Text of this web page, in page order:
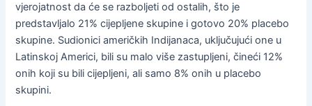
vjerojatnost da će se razboljeti od ostalih, što je
predstavljalo 21% cijepljene skupine i gotovo 20% placebo
skupine. Sudionici američkih Indijanaca, uključujući one u
Latinskoj Americi, bili su malo više zastupljeni, čineći 12%
onih koji su bili cijepljeni, ali samo 8% onih u placebo
skupini.